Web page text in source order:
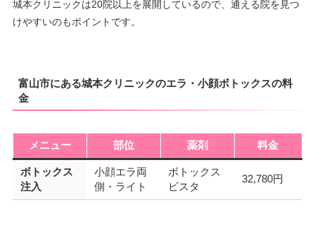
城本クリニックは20院以上を展開しているので、通える院を見つ
けやすいのもポイントです。
富山市にある城本クリニックのエラ・小顔ボトックスの料
金
メニュー 部位 薬剤 料金
ボトックス
注入
小顔エラ両
側・ライト
ボトックス
ビスタ
32,780円